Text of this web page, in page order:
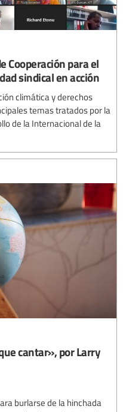
Cooperación para el
sindical en acción
climática y derechos
temas tratados por la
de la Internacional de la
cantar», por Larry
burlarse de la hinchada